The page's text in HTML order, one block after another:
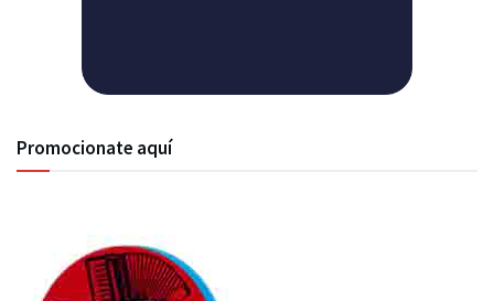
Promocionate aquí